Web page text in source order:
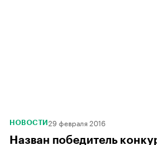
НОВОСТИ 29 февраля 2016
Назван победитель